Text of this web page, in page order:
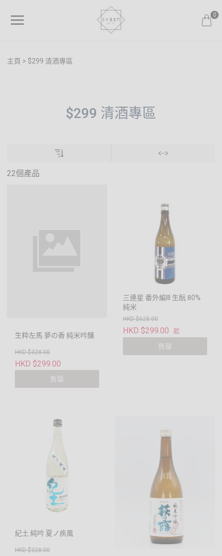
0
主頁 $299 清酒專區
$299 清酒專區
22個產品
生粋左馬 夢の香 純米吟釀
HKD $328.00
HKD $299.00
售罄
三連星 番外編III 生酛 80%
純米
HKD $628.00
HKD $299.00 起
售罄
紀土 純吟 夏ノ疾風
HKD $328.00